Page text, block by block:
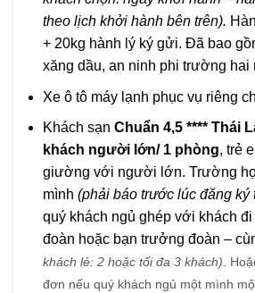
theo lịch khởi hành bên trên).
+ 20kg hành lý ký gửi. Đã bao
xăng dầu, an ninh phi trường
Xe ô tô máy lạnh phục vụ riêng
Khách sạn Chuẩn 4,5**** Thái
khách người lớn/ 1 phòng, trẻ
giường với người lớn. Trường
mình (phải báo trước lúc đăng ký
quý khách ngủ ghép với khách
đoàn hoặc bạn trưởng đoàn –
khách lẻ: 2 hoặc tối đa 3 khách).
đơn nếu quý khách ngủ một mình